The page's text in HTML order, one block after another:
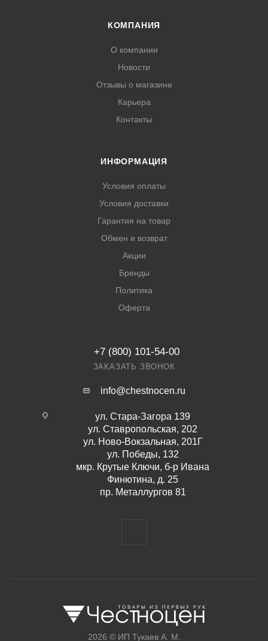
КОМПАНИЯ
О компании
Новости
Отзывы о магазине
Карьера
Контакты
ИНФОРМАЦИЯ
Условия оплаты
Условия доставки
Гарантия на товар
Обмен и возврат
Акции
Бренды
Политика
Оферта
+7 (800) 101-54-00
ЗАКАЗАТЬ ЗВОНОК
info@chestnocen.ru
ул. Стара-Загора 139
ул. Ставропольская, 202
ул. Ново-Вокзальная, 201Г
ул. Победы, 132
мкр. Крутые Ключи, б-р Ивана
Финютина, д. 25
пр. Металлургов 81
2026 © ИП Тукаев А. М.